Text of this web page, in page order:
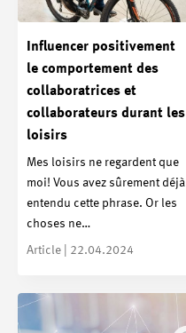
Influencer positivement
le comportement des
collaboratrices et
collaborateurs durant les
loisirs
Mes loisirs ne regardent que
moi! Vous avez sûrement déjà
entendu cette phrase. Or les
choses ne…
Article | 22.04.2024